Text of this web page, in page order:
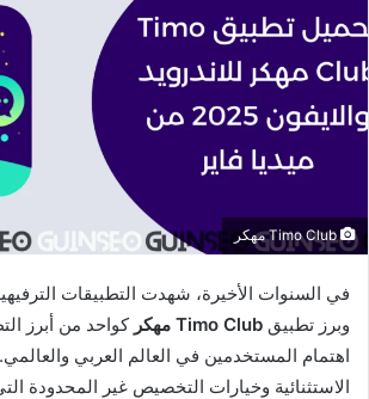
Timo Club مهكر
في السنوات الأخيرة، شهدت التطبيقات
وبرز تطبيق Timo Club مهكر
كواحد من أبرز
اهتمام المستخدمين في العالم العربي
الاستثنائية وخيارات التخصيص غير المحدودة